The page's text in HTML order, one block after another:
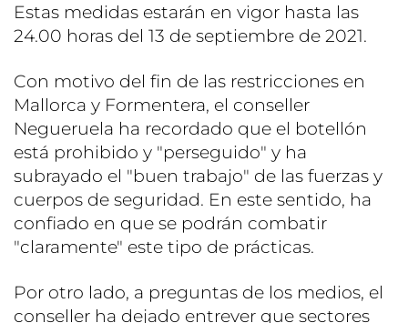
Estas medidas estarán en vigor hasta las
24.00 horas del 13 de septiembre de 2021.
Con motivo del fin de las restricciones en
Mallorca y Formentera, el conseller
Negueruela ha recordado que el botellón
está prohibido y "perseguido" y ha
subrayado el "buen trabajo" de las fuerzas y
cuerpos de seguridad. En este sentido, ha
confiado en que se podrán combatir
"claramente" este tipo de prácticas.
Por otro lado, a preguntas de los medios, el
conseller ha dejado entrever que sectores